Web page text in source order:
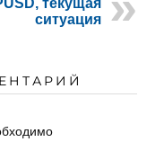
текущая
ситуация